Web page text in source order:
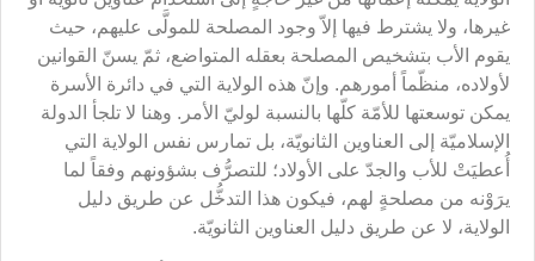
غيرها، ولا يشترط فيها إلاّ وجود المصلحة للمولَّى عليهم، حيث
يقوم الأب بتشخيص المصلحة بعقله المتواضع، ثمّ يسنّ القوانين
لأولاده، منظّماً أمورهم. وإنّ هذه الولاية التي في دائرة الأسرة
يمكن توسعتها للأمّة كلّها بالنسبة لوليّ الأمر. وهنا لا تلجأ الدولة
الإسلاميّة إلى العناوين الثانويّة، بل تمارس نفس الولاية التي
أُعطيَتْ للأب والجدّ على الأولاد؛ للتصرُّف بشؤونهم وفقاً لما
يرَوْنه من مصلحةٍ لهم، فيكون هذا التدخُّل عن طريق دليل
الولاية، لا عن طريق دليل العناوين الثانويّة.